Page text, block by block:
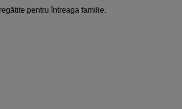
pentru întreaga familie.​